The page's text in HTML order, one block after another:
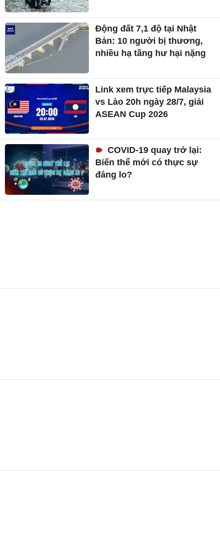
Động đất 7,1 độ tại Nhật
Bản: 10 người bị thương,
nhiều hạ tầng hư hại nặng
Link xem trực tiếp Malaysia
vs Lào 20h ngày 28/7, giải
ASEAN Cup 2026
COVID-19 quay trở lại:
Biến thể mới có thực sự
đáng lo?